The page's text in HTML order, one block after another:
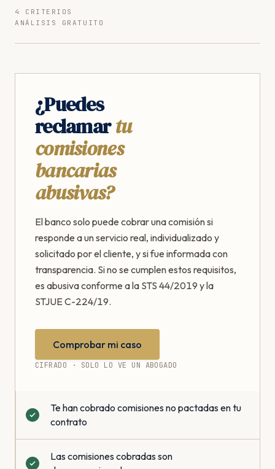
4 CRITERIOS
ANÁLISIS GRATUITO
¿Puedes
reclamartu
comisiones
bancarias
abusivas?
El banco solo puede cobrar una comisión si
responde a un servicio real, individualizado y
solicitado por el cliente, y si fue informada con
transparencia. Si no se cumplen estos requisitos,
es abusiva conforme a la STS 44/2019 y la
STJUE C-224/19.
Comprobar mi caso
CIFRADO · SOLO LO VE UN ABOGADO
Te han cobrado comisiones no pactadas en tu
contrato
Las comisiones cobradas son